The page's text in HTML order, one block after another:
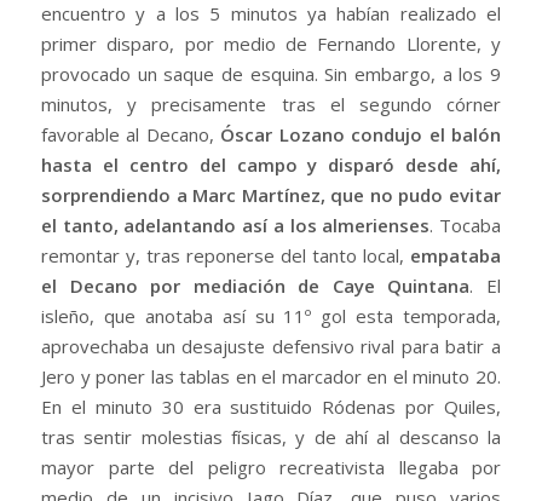
encuentro y a los 5 minutos ya habían realizado el
primer disparo, por medio de Fernando Llorente, y
provocado un saque de esquina. Sin embargo, a los 9
minutos, y precisamente tras el segundo córner
favorable al Decano, Óscar Lozano condujo el balón
hasta el centro del campo y disparó desde ahí,
sorprendiendo a Marc Martínez, que no pudo evitar
el tanto, adelantando así a los almerienses. Tocaba
remontar y, tras reponerse del tanto local, empataba
el Decano por mediación de Caye Quintana. El
isleño, que anotaba así su 11º gol esta temporada,
aprovechaba un desajuste defensivo rival para batir a
Jero y poner las tablas en el marcador en el minuto 20.
En el minuto 30 era sustituido Ródenas por Quiles,
tras sentir molestias físicas, y de ahí al descanso la
mayor parte del peligro recreativista llegaba por